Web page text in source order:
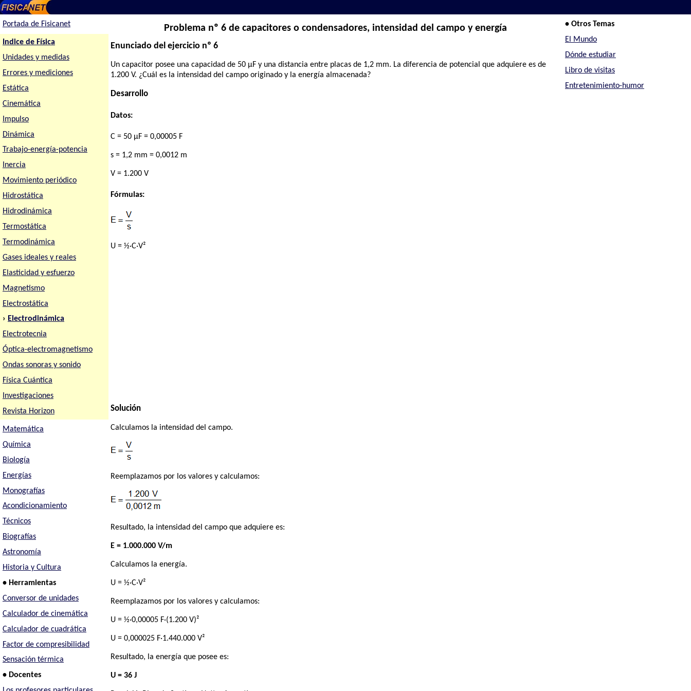
Portada de Fisicanet
Indice de Física
Unidades y medidas
Errores y mediciones
Estática
Cinemática
Impulso
Dinámica
Trabajo-energía-potencia
Inercia
Movimiento periódico
Hidrostática
Hidrodinámica
Termostática
Termodinámica
Gases ideales y reales
Elasticidad y esfuerzo
Magnetismo
Electrostática
› Electrodinámica
Electrotecnia
Óptica-electromagnetismo
Ondas sonoras y sonido
Física Cuántica
Investigaciones
Revista Horizon
Matemática
Química
Biología
Energías
Monografías
Acondicionamiento
Técnicos
Biografías
Astronomía
Historia y Cultura
• Herramientas
Conversor de unidades
Calculador de cinemática
Calculador de cuadrática
Factor de compresibilidad
Sensación térmica
• Docentes
Problema nº 6 de capacitores o condensadores, intensidad del campo y energía
Enunciado del ejercicio nº 6
Un capacitor posee una capacidad de 50 µF y una distancia entre placas de 1,2 mm. La diferencia de potencial que adquiere es de
1.200 V. ¿Cuál es la intensidad del campo originado y la energía almacenada?
Desarrollo
Datos:
C = 50 µF = 0,00005 F
s = 1,2 mm = 0,0012 m
V = 1.200 V
Fórmulas:
U = ½·C·V²
Solución
Calculamos la intensidad del campo.
Reemplazamos por los valores y calculamos:
Resultado, la intensidad del campo que adquiere es:
E = 1.000.000 V/m
Calculamos la energía.
U = ½·C·V²
Reemplazamos por los valores y calculamos:
U = ½·0,00005 F·(1.200 V)²
U = 0,000025 F·1.440.000 V²
Resultado, la energía que posee es:
U = 36 J
• Otros Temas
El Mundo
Dónde estudiar
Libro de visitas
Entretenimiento-humor